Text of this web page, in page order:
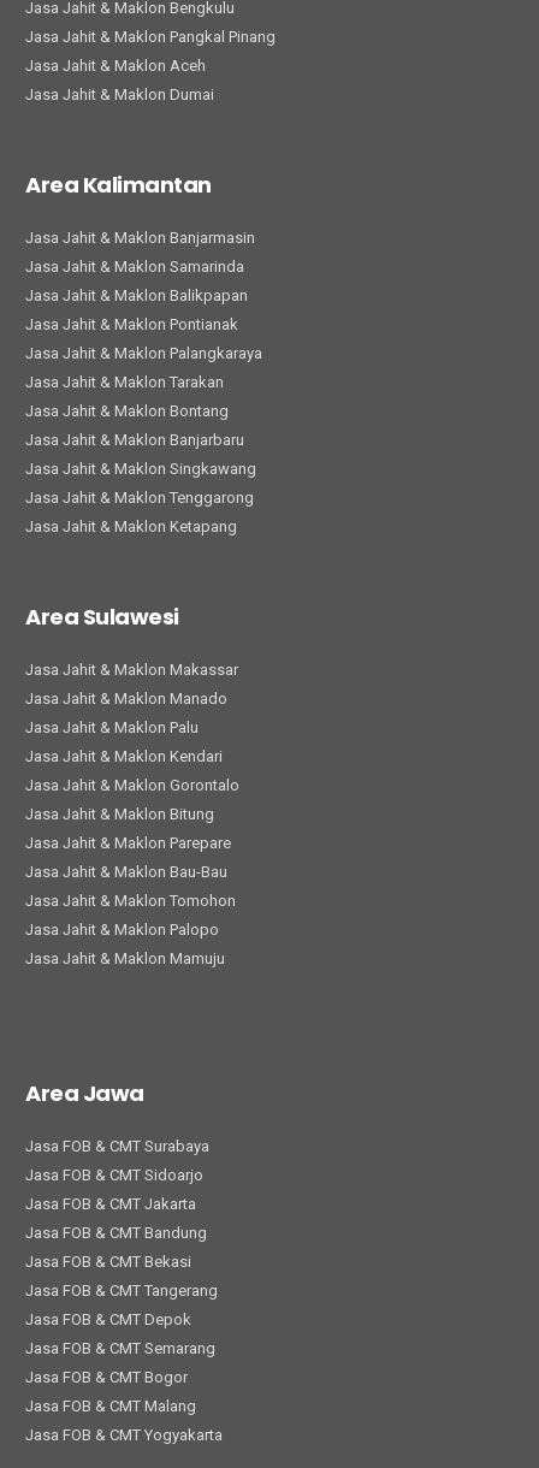
Jasa Jahit & Maklon Bengkulu
Jasa Jahit & Maklon Pangkal Pinang
Jasa Jahit & Maklon Aceh
Jasa Jahit & Maklon Dumai
Area Kalimantan
Jasa Jahit & Maklon Banjarmasin
Jasa Jahit & Maklon Samarinda
Jasa Jahit & Maklon Balikpapan
Jasa Jahit & Maklon Pontianak
Jasa Jahit & Maklon Palangkaraya
Jasa Jahit & Maklon Tarakan
Jasa Jahit & Maklon Bontang
Jasa Jahit & Maklon Banjarbaru
Jasa Jahit & Maklon Singkawang
Jasa Jahit & Maklon Tenggarong
Jasa Jahit & Maklon Ketapang
Area Sulawesi
Jasa Jahit & Maklon Makassar
Jasa Jahit & Maklon Manado
Jasa Jahit & Maklon Palu
Jasa Jahit & Maklon Kendari
Jasa Jahit & Maklon Gorontalo
Jasa Jahit & Maklon Bitung
Jasa Jahit & Maklon Parepare
Jasa Jahit & Maklon Bau-Bau
Jasa Jahit & Maklon Tomohon
Jasa Jahit & Maklon Palopo
Jasa Jahit & Maklon Mamuju
Area Jawa
Jasa FOB & CMT Surabaya
Jasa FOB & CMT Sidoarjo
Jasa FOB & CMT Jakarta
Jasa FOB & CMT Bandung
Jasa FOB & CMT Bekasi
Jasa FOB & CMT Tangerang
Jasa FOB & CMT Depok
Jasa FOB & CMT Semarang
Jasa FOB & CMT Bogor
Jasa FOB & CMT Malang
Jasa FOB & CMT Yogyakarta